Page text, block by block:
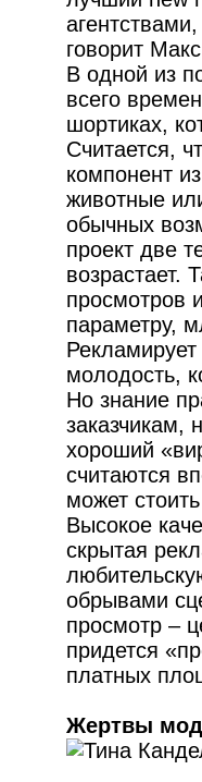
говорит
В одной из
всего
шортиках,
Считается,
компонент
животные
обычных
проект две
возрастает.
просмотров
параметру,
молодость,
Но знание
заказчикам,
хороший
считаются
может
Высокое
скрытая
обрывами
просмотр –
придется
платных
Жертвы